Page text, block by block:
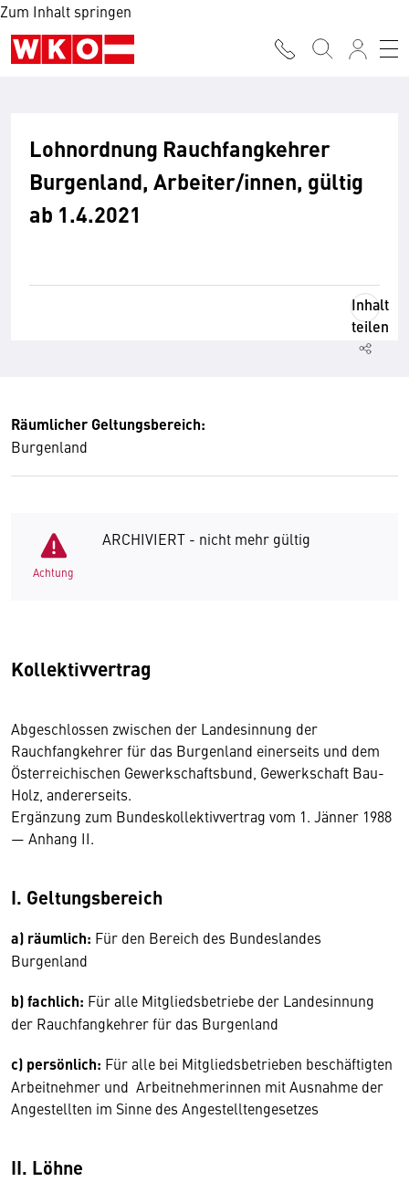
Zum Inhalt springen
Lohnordnung Rauchfangkehrer
Burgenland, Arbeiter/innen, gültig
ab 1.4.2021
Inhalt
teilen
Räumlicher Geltungsbereich:
Burgenland
Achtung
ARCHIVIERT - nicht mehr gültig
Kollektivvertrag
Abgeschlossen zwischen der Landesinnung der
Rauchfangkehrer für das Burgenland einerseits und dem
Österreichischen Gewerkschaftsbund, Gewerkschaft Bau-
Holz, andererseits.
Ergänzung zum Bundeskollektivvertrag vom 1. Jänner 1988
— Anhang II.
I. Geltungsbereich
a) räumlich: Für den Bereich des Bundeslandes
Burgenland
b) fachlich: Für alle Mitgliedsbetriebe der Landesinnung
der Rauchfangkehrer für das Burgenland
c) persönlich: Für alle bei Mitgliedsbetrieben beschäftigten
Arbeitnehmer und Arbeitnehmerinnen mit Ausnahme der
Angestellten im Sinne des Angestelltengesetzes
II. Löhne